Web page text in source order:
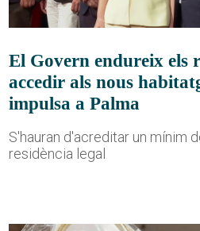
El Govern endureix els
accedir als nous
impulsa a Palma
S'hauran d'acreditar un mínim
residència legal